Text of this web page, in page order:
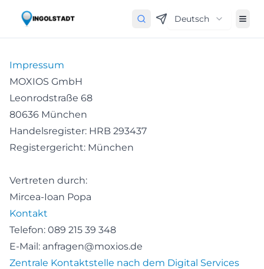
Deutsch
Impressum
MOXIOS GmbH
Leonrodstraße 68
80636 München
Handelsregister: HRB 293437
Registergericht: München
Vertreten durch:
Mircea-Ioan Popa
Kontakt
Telefon: 089 215 39 348
E-Mail: anfragen@moxios.de
Zentrale Kontaktstelle nach dem Digital Services